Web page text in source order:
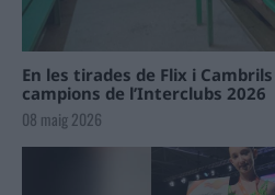
En les tirades de Flix i
campions de l’Interclubs 2026
08 maig 2026